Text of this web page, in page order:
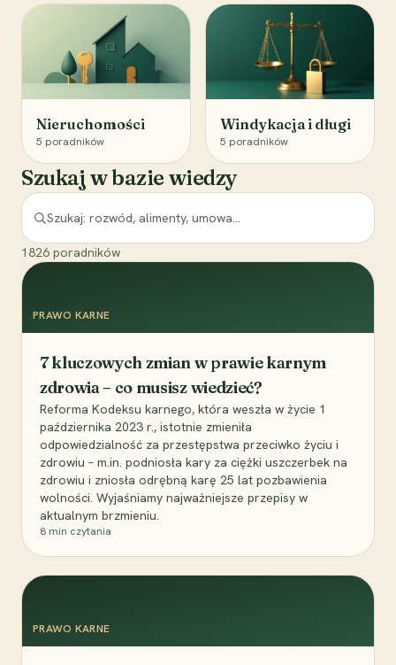
Nieruchomości
5 poradników
Windykacja i długi
5 poradników
Szukaj w bazie wiedzy
1826 poradników
PRAWO KARNE
7 kluczowych zmian w prawie karnym
zdrowia – co musisz wiedzieć?
Reforma Kodeksu karnego, która weszła w życie 1
października 2023 r., istotnie zmieniła
odpowiedzialność za przestępstwa przeciwko życiu i
zdrowiu – m.in. podniosła kary za ciężki uszczerbek na
zdrowiu i zniosła odrębną karę 25 lat pozbawienia
wolności. Wyjaśniamy najważniejsze przepisy w
aktualnym brzmieniu.
8 min czytania
PRAWO KARNE